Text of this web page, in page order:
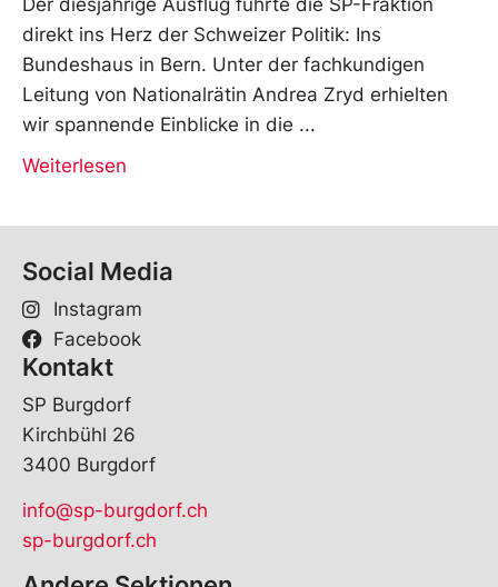
direkt ins Herz der Schweizer Politik: Ins
Bundeshaus in Bern. Unter der fachkundigen
Leitung von Nationalrätin Andrea Zryd erhielten
wir spannende Einblicke in die
Weiterlesen
Social Media
Instagram
Facebook
Kontakt
SP Burgdorf
Kirchbühl 26
3400 Burgdorf
info@sp-burgdorf.ch
sp-burgdorf.ch